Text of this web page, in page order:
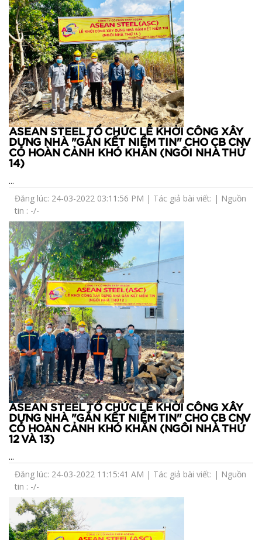
ASEAN STEEL TỔ CHỨC LỄ KHỞI CÔNG XÂY
DỰNG NHÀ "GẮN KẾT NIỀM TIN" CHO CB CNV
CÓ HOÀN CẢNH KHÓ KHĂN (NGÔI NHÀ THỨ
14)
...
Đăng lúc: 24-03-2022 03:11:56 PM | Tác giả bài viết: | Nguồn
tin : -/-
ASEAN STEEL TỔ CHỨC LỄ KHỞI CÔNG XÂY
DỰNG NHÀ "GẮN KẾT NIỀM TIN" CHO CB CNV
CÓ HOÀN CẢNH KHÓ KHĂN (NGÔI NHÀ THỨ
12 VÀ 13)
...
Đăng lúc: 24-03-2022 11:15:41 AM | Tác giả bài viết: | Nguồn
tin : -/-